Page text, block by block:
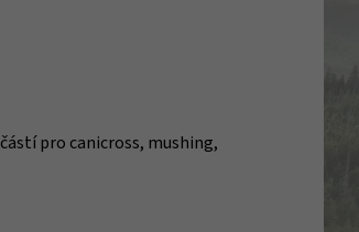
pro canicross, mushing,